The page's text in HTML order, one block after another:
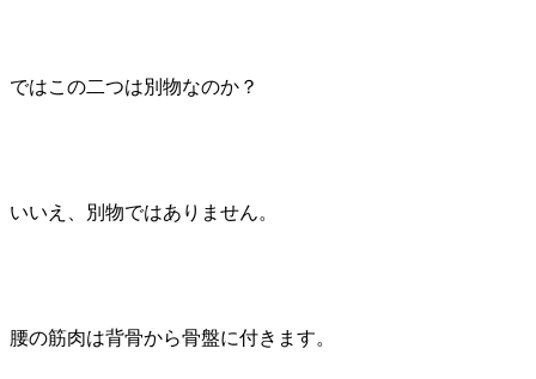
ではこの二つは別物なのか？
いいえ、別物ではありません。
腰の筋肉は背骨から骨盤に付きます。